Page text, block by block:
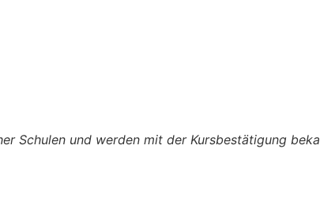
Schulen und werden mit der Kursbestätigung